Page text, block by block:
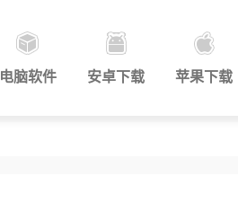
电脑软件 安卓下载 苹果下载